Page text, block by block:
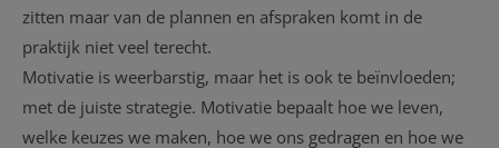
zitten maar van de plannen en afspraken komt in de
praktijk niet veel terecht.
Motivatie is weerbarstig, maar het is ook te beïnvloeden;
met de juiste strategie. Motivatie bepaalt hoe we leven,
welke keuzes we maken, hoe we ons gedragen en hoe we